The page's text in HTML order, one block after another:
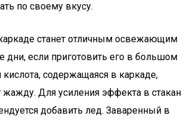
по своему вкусу.
станет отличным освежающим
дни, если приготовить его в большом
содержащаяся в каркаде,
жажду. Для усиления эффекта в стакан
добавить лед. Заваренный в